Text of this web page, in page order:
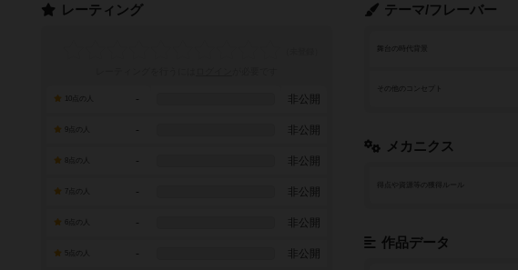
テーマ/フレーバー
舞台の時代背景
その他のコンセプト
メカニクス
作品データ
レーティング
- 非公開
- 非公開
- 非公開
7点の人 - 非公開
- 非公開
- 非公開